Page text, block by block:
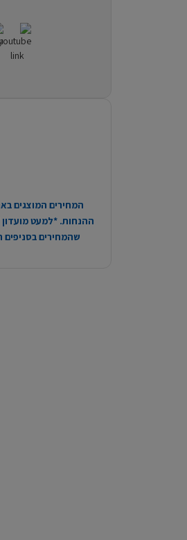
המחירים המוצגים
ההנחות. *למעט מועדון
שהמחירים בסניפים